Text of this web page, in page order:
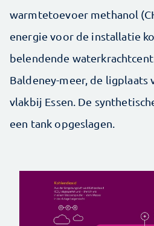
warmtetoevoer methanol
energie voor de installatie
belendende
Baldeney-meer, de ligplaats
vlakbij Essen. De
een tank opgeslagen.